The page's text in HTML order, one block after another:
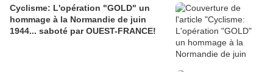
Cyclisme: L'opération "GOLD" un
hommage à la Normandie de juin
1944... saboté par OUEST-FRANCE!